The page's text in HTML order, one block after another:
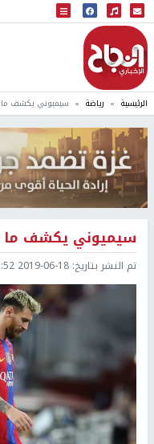
البث المباشر
إذاعة النجاح
الرئيسية رياضة سيميوني يكشف ما
سيميوني يكشف ما
تم النشر بتاريخ: 2019-06-18 21:52